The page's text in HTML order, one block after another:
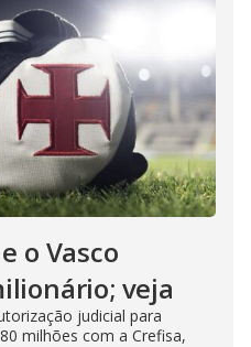
o Vasco
veja
judicial para
milhões com a Crefisa,